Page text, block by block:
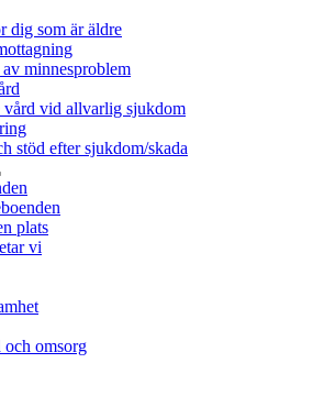
dig som är äldre
minnesproblem
vård vid allvarlig sjukdom
stöd efter sjukdom/skada
plats
vi
omsorg